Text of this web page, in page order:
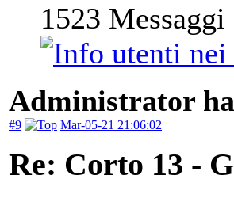
1523 Messaggi
Administrator
#9 Mar-05-21 21:06:02
Re: Corto 13 -